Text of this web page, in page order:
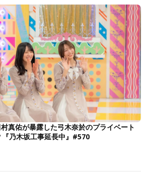
真佑が暴露した弓木奈於のプライベート
乃木坂工事延長中』#570